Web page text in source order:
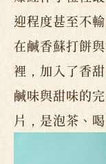
迎程度甚至不
在鹹香蘇打餅
裡，加入了香
鹹味與甜味的
片，是泡茶、